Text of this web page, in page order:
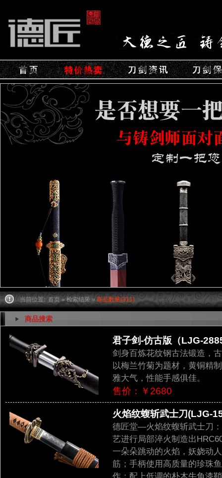
当前位置: 首页»检索结果 »商品数量(311)
商品搜索
君子剑-仿古版（LJG-
剑身百炼花纹钢古法锻造，
以梅兰竹菊为题材，黄铜精
雅大气，性能手感俱佳。
售价：￥2680
火焰纹蝮斩武士刀(LJG-
德匠堂—火焰纹蝮斩武士刀
艺进行局部淬火制造出
一朵朵跳动的火焰，妖娆动
筋；手柄使用高质量的珍珠